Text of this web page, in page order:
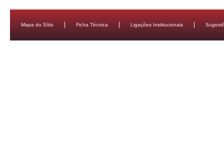
Mapa do Sítio Ficha Técnica Ligações Institucionais